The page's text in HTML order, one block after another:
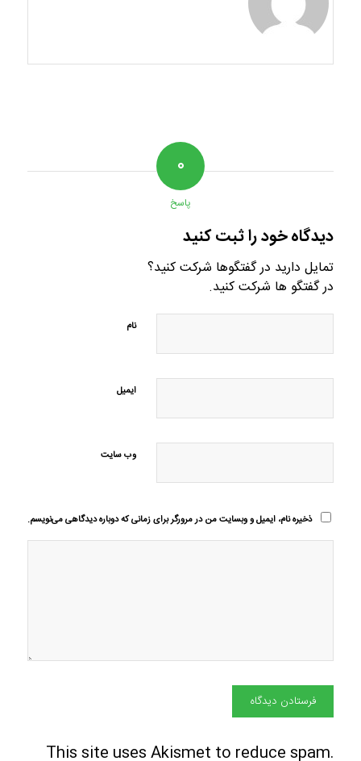
۰
پاسخ
دیدگاه خود را ثبت کنید
تمایل دارید در گفتگوها شرکت کنید؟
در گفتگو ها شرکت کنید.
نام
ایمیل
وب‌ سایت
ذخیره نام، ایمیل و وبسایت من در مرورگر برای زمانی که دوباره دیدگاهی می‌نویسم.
This site uses Akismet to reduce spam.